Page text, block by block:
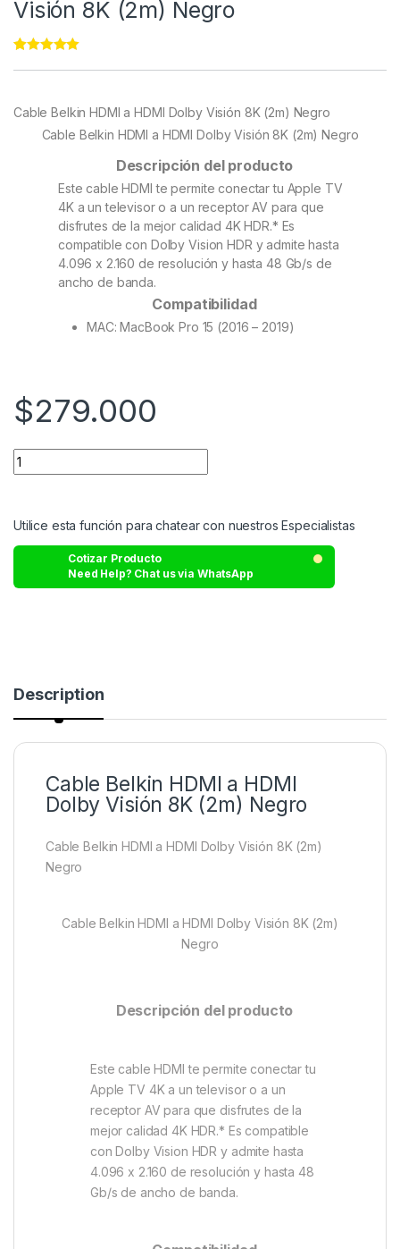
Visión 8K (2m) Negro
ratings
Cable Belkin HDMI a HDMI Dolby Visión 8K (2m) Negro
Cable Belkin HDMI a HDMI Dolby Visión 8K (2m) Negro
Descripción del producto
Este cable HDMI te permite conectar tu Apple TV
4K a un televisor o a un receptor AV para que
disfrutes de la mejor calidad 4K HDR.* Es
compatible con Dolby Vision HDR y admite hasta
4.096 x 2.160 de resolución y hasta 48 Gb/s de
ancho de banda.
Compatibilidad
MAC: MacBook Pro 15 (2016 – 2019)
$279.000
Utilice esta función para chatear con nuestros Especialistas
Cotizar Producto
Need Help? Chat us via WhatsApp
Description
Cable Belkin HDMI a HDMI
Dolby Visión 8K (2m) Negro
Cable Belkin HDMI a HDMI Dolby Visión 8K (2m)
Negro
Cable Belkin HDMI a HDMI Dolby Visión 8K (2m)
Negro
Descripción del producto
Este cable HDMI te permite conectar tu
Apple TV 4K a un televisor o a un
receptor AV para que disfrutes de la
mejor calidad 4K HDR.* Es compatible
con Dolby Vision HDR y admite hasta
4.096 x 2.160 de resolución y hasta 48
Gb/s de ancho de banda.